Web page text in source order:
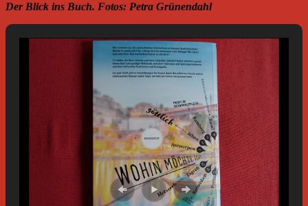
Der Blick ins Buch. Fotos: Petra Grünendahl